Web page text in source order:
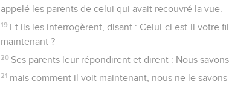
appelé les parents de celui qui avait recouvré la vue.
19 Et ils les interrogèrent, disant : Celui-ci est-il votre
maintenant ?
20 Ses parents leur répondirent et dirent : Nous
21 mais comment il voit maintenant, nous ne le